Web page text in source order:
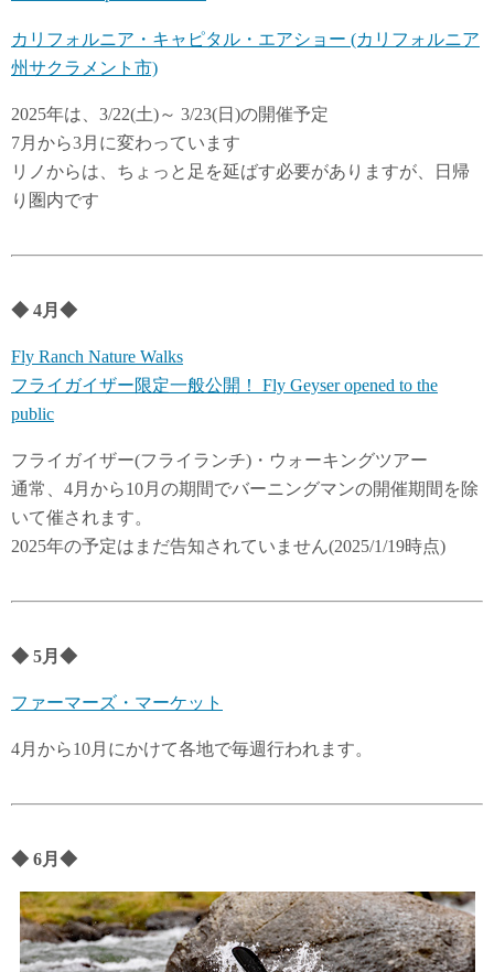
カリフォルニア・キャピタル・エアショー (カリフォルニア
州サクラメント市)
2025年は、3/22(土)～ 3/23(日)の開催予定
7月から3月に変わっています
リノからは、ちょっと足を延ばす必要がありますが、日帰
り圏内です
◆ 4月 ◆
Fly Ranch Nature Walks
フライガイザー限定一般公開！ Fly Geyser opened to the
public
フライガイザー(フライランチ)・ウォーキングツアー
通常、4月から10月の期間でバーニングマンの開催期間を除
いて催されます。
2025年の予定はまだ告知されていません(2025/1/19時点)
◆ 5月 ◆
ファーマーズ・マーケット
4月から10月にかけて各地で毎週行われます。
◆ 6月 ◆